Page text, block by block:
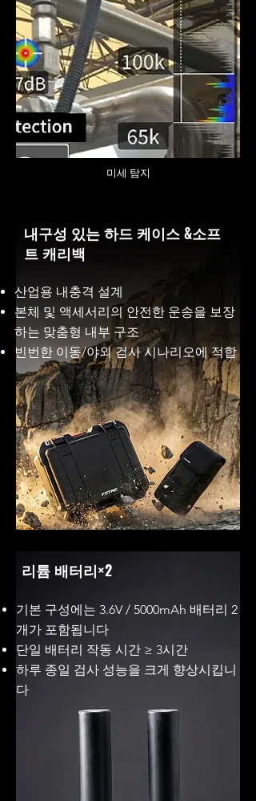
미세 탐지
산업용 내충격 설계
본체 및 액세서리의 안전한 운송을 보장
하는 맞춤형 내부 구조
빈번한 이동/야외 검사 시나리오에 적합
내구성 있는 하드 케이스 &소프
트 캐리백
기본 구성에는 3.6V / 5000mAh 배터리 2
개가 포함됩니다
단일 배터리 작동 시간 ≥ 3시간
하루 종일 검사 성능을 크게 향상시킵니
다
리튬 배터리×2